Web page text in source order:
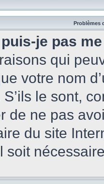
Problèmes
je pas
qui
votre nom
le sont,
de ne pas
du site
soit